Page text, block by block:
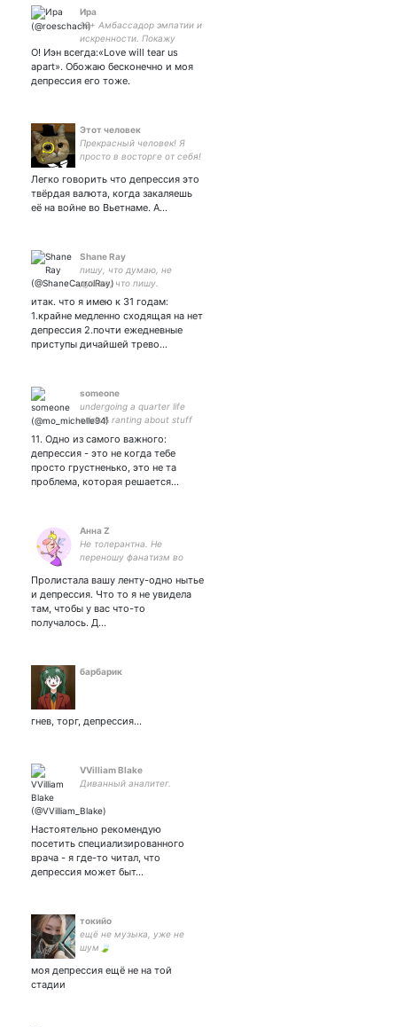
Ира
18+ Амбассадор эмпатии и
искренности. Покажу
красивые винил и музыку,
шутки и иногда жопу.
Помочь финансово: 4377
О! Иэн всегда:«Love will tear us
apart». Обожаю бесконечно и моя
депрессия его тоже.
Этот человек
Прекрасный человек! Я
просто в восторге от себя!
Легко говорить что депрессия это
твёрдая валюта, когда закаляешь
её на войне во Вьетнаме. А…
Shane Ray
пишу, что думаю, не
думаю, что пишу.
итак. что я имею к 31 годам:
1.крайне медленно сходящая на нет
депрессия 2.почти ежедневные
приступы дичайшей трево…
someone
undergoing a quarter life
crisis & ranting about stuff
11. Одно из самого важного:
депрессия - это не когда тебе
просто грустненько, это не та
проблема, которая решается…
Анна Z
Не толерантна. Не
переношу фанатизм во
Самоиронична, чего и
всем желаю.
Пролистала вашу ленту-одно нытье
и депрессия. Что то я не увидела
там, чтобы у вас что-то
получалось. Д…
барбарик
гнев, торг, депрессия...
VVilliam Blake
Диванный аналитег.
Настоятельно рекомендую
посетить специализированного
врача - я где-то читал, что
депрессия может быт…
токийо
ещё не музыка, уже не
шум🍃
моя депрессия ещё не на той
стадии